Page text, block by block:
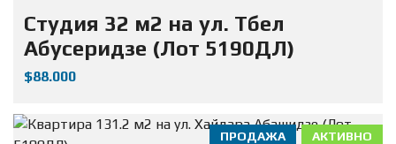
Студия 32 м2 на ул. Тбел
Абусеридзе (Лот 5190ДЛ)
$88.000
АКТИВНО
ПРОДАЖА